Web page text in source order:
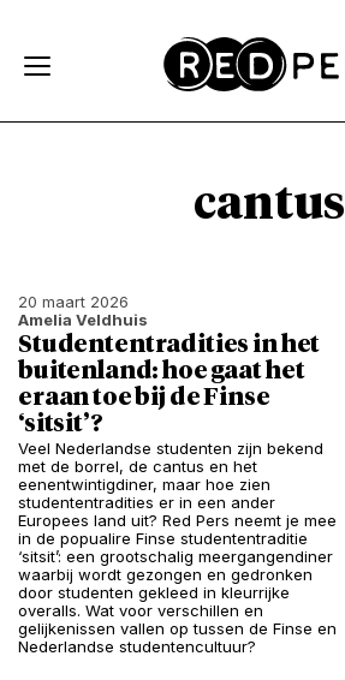
cantus
20 maart 2026
Amelia Veldhuis
Studententradities in het
buitenland: hoe gaat het
eraan toe bij de Finse
‘sitsit’?
Veel Nederlandse studenten zijn bekend
met de borrel, de cantus en het
eenentwintigdiner, maar hoe zien
studententradities er in een ander
Europees land uit? Red Pers neemt je mee
in de popualire Finse studententraditie
‘sitsit’: een grootschalig meergangendiner
waarbij wordt gezongen en gedronken
door studenten gekleed in kleurrijke
overalls. Wat voor verschillen en
gelijkenissen vallen op tussen de Finse en
Nederlandse studentencultuur?